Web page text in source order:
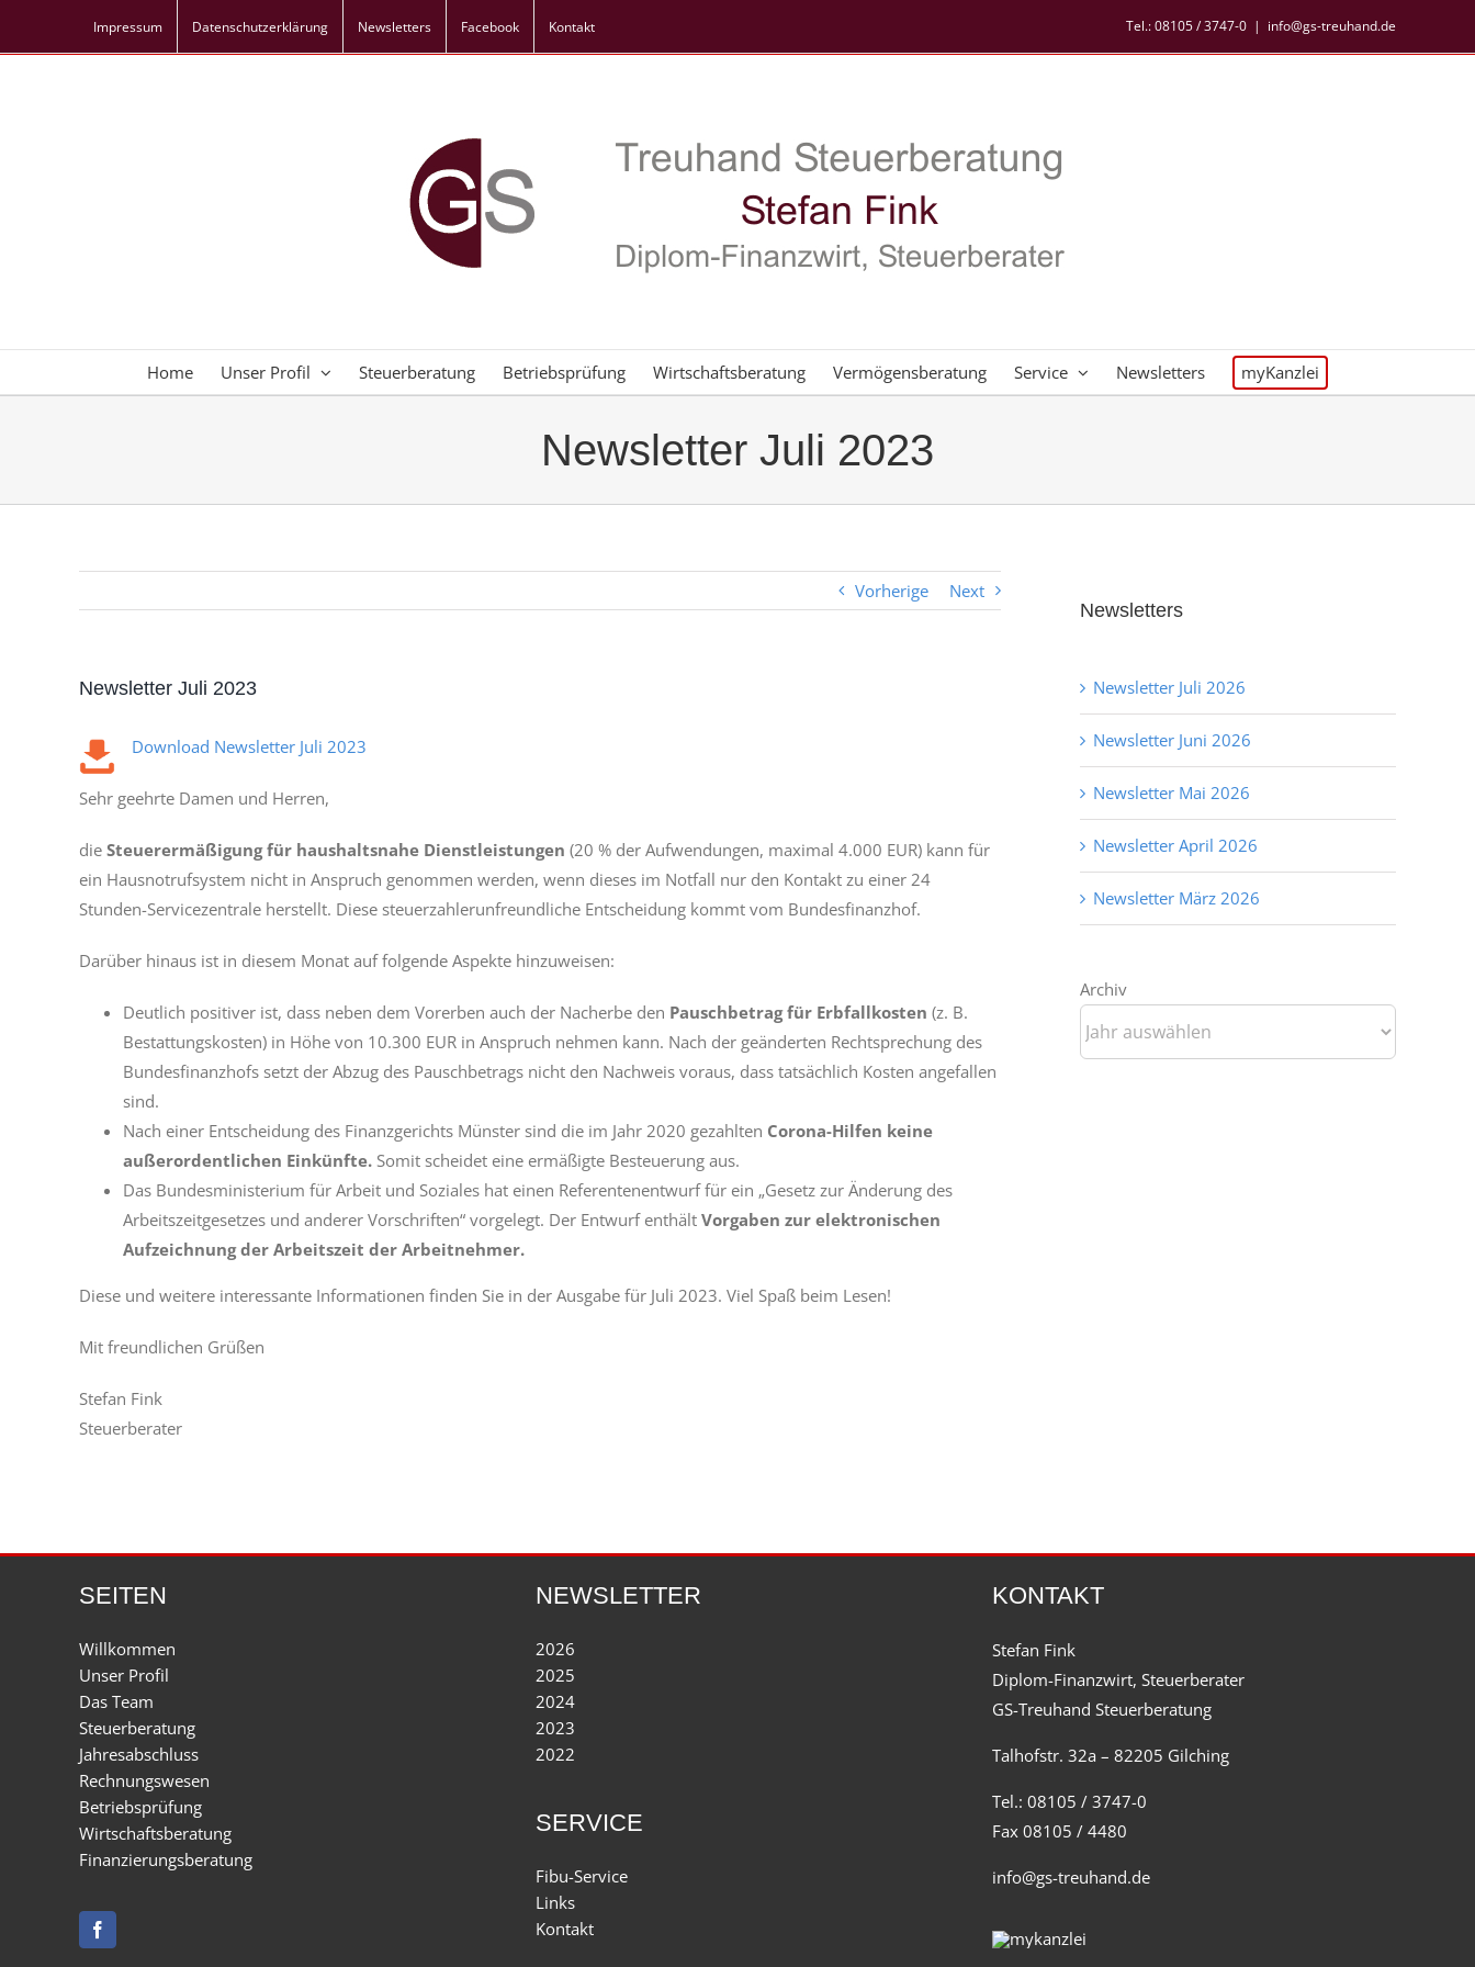
Impressum Datenschutz­erklärung Newsletters Facebook Kontakt Tel.:08105 / 3747-0 | info@gs-treuhand.de
Home Unser Profil Steuerberatung Betriebsprüfung Wirtschaftsberatung Vermögensberatung Service Newsletters myKanzlei
Newsletter Juli 2023
Vorherige Next
Newsletter Juli 2023
Download Newsletter Juli 2023
Sehr geehrte Damen und Herren,
die Steuerermäßigung für haushaltsnahe Dienstleistungen (20 % der Aufwendungen, maximal 4.000 EUR) kann für
ein Hausnotrufsystem nicht in Anspruch genommen werden, wenn dieses im Notfall nur den Kontakt zu einer 24
Stunden-Servicezentrale herstellt. Diese steuerzahlerunfreundliche Entscheidung kommt vom Bundesfinanzhof.
Darüber hinaus ist in diesem Monat auf folgende Aspekte hinzuweisen:
Deutlich positiver ist, dass neben dem Vorerben auch der Nacherbe den Pauschbetrag für Erbfallkosten (z. B.
Bestattungskosten) in Höhe von 10.300 EUR in Anspruch nehmen kann. Nach der geänderten Rechtsprechung des
Bundesfinanzhofs setzt der Abzug des Pauschbetrags nicht den Nachweis voraus, dass tatsächlich Kosten angefallen
sind.
Nach einer Entscheidung des Finanzgerichts Münster sind die im Jahr 2020 gezahlten Corona-Hilfen keine
außerordentlichen Einkünfte.Somit scheidet eine ermäßigte Besteuerung aus.
Das Bundesministerium für Arbeit und Soziales hat einen Referentenentwurf für ein „Gesetz zur Änderung des
Arbeitszeitgesetzes und anderer Vorschriften“ vorgelegt. Der Entwurf enthält Vorgaben zur elektronischen
Aufzeichnung der Arbeitszeit der Arbeitnehmer.
Diese und weitere interessante Informationen finden Sie in der Ausgabe für Juli 2023. Viel Spaß beim Lesen!
Mit freundlichen Grüßen
Stefan Fink
Steuerberater
Newsletters
Newsletter Juli 2026
Newsletter Juni 2026
Newsletter Mai 2026
Newsletter April 2026
Newsletter März 2026
Archiv
SEITEN
Willkommen
Unser Profil
Das Team
Steuerberatung
Jahresabschluss
Rechnungswesen
Betriebsprüfung
Wirtschaftsberatung
Finanzierungsberatung
NEWSLETTER
2026
2025
2024
2023
2022
SERVICE
Fibu-Service
Links
Kontakt
KONTAKT
Stefan Fink
Diplom-Finanzwirt, Steuerberater
GS-Treuhand Steuerberatung
Talhofstr. 32a – 82205 Gilching
Tel.: 08105 / 3747-0
Fax 08105 / 4480
info@gs-treuhand.de